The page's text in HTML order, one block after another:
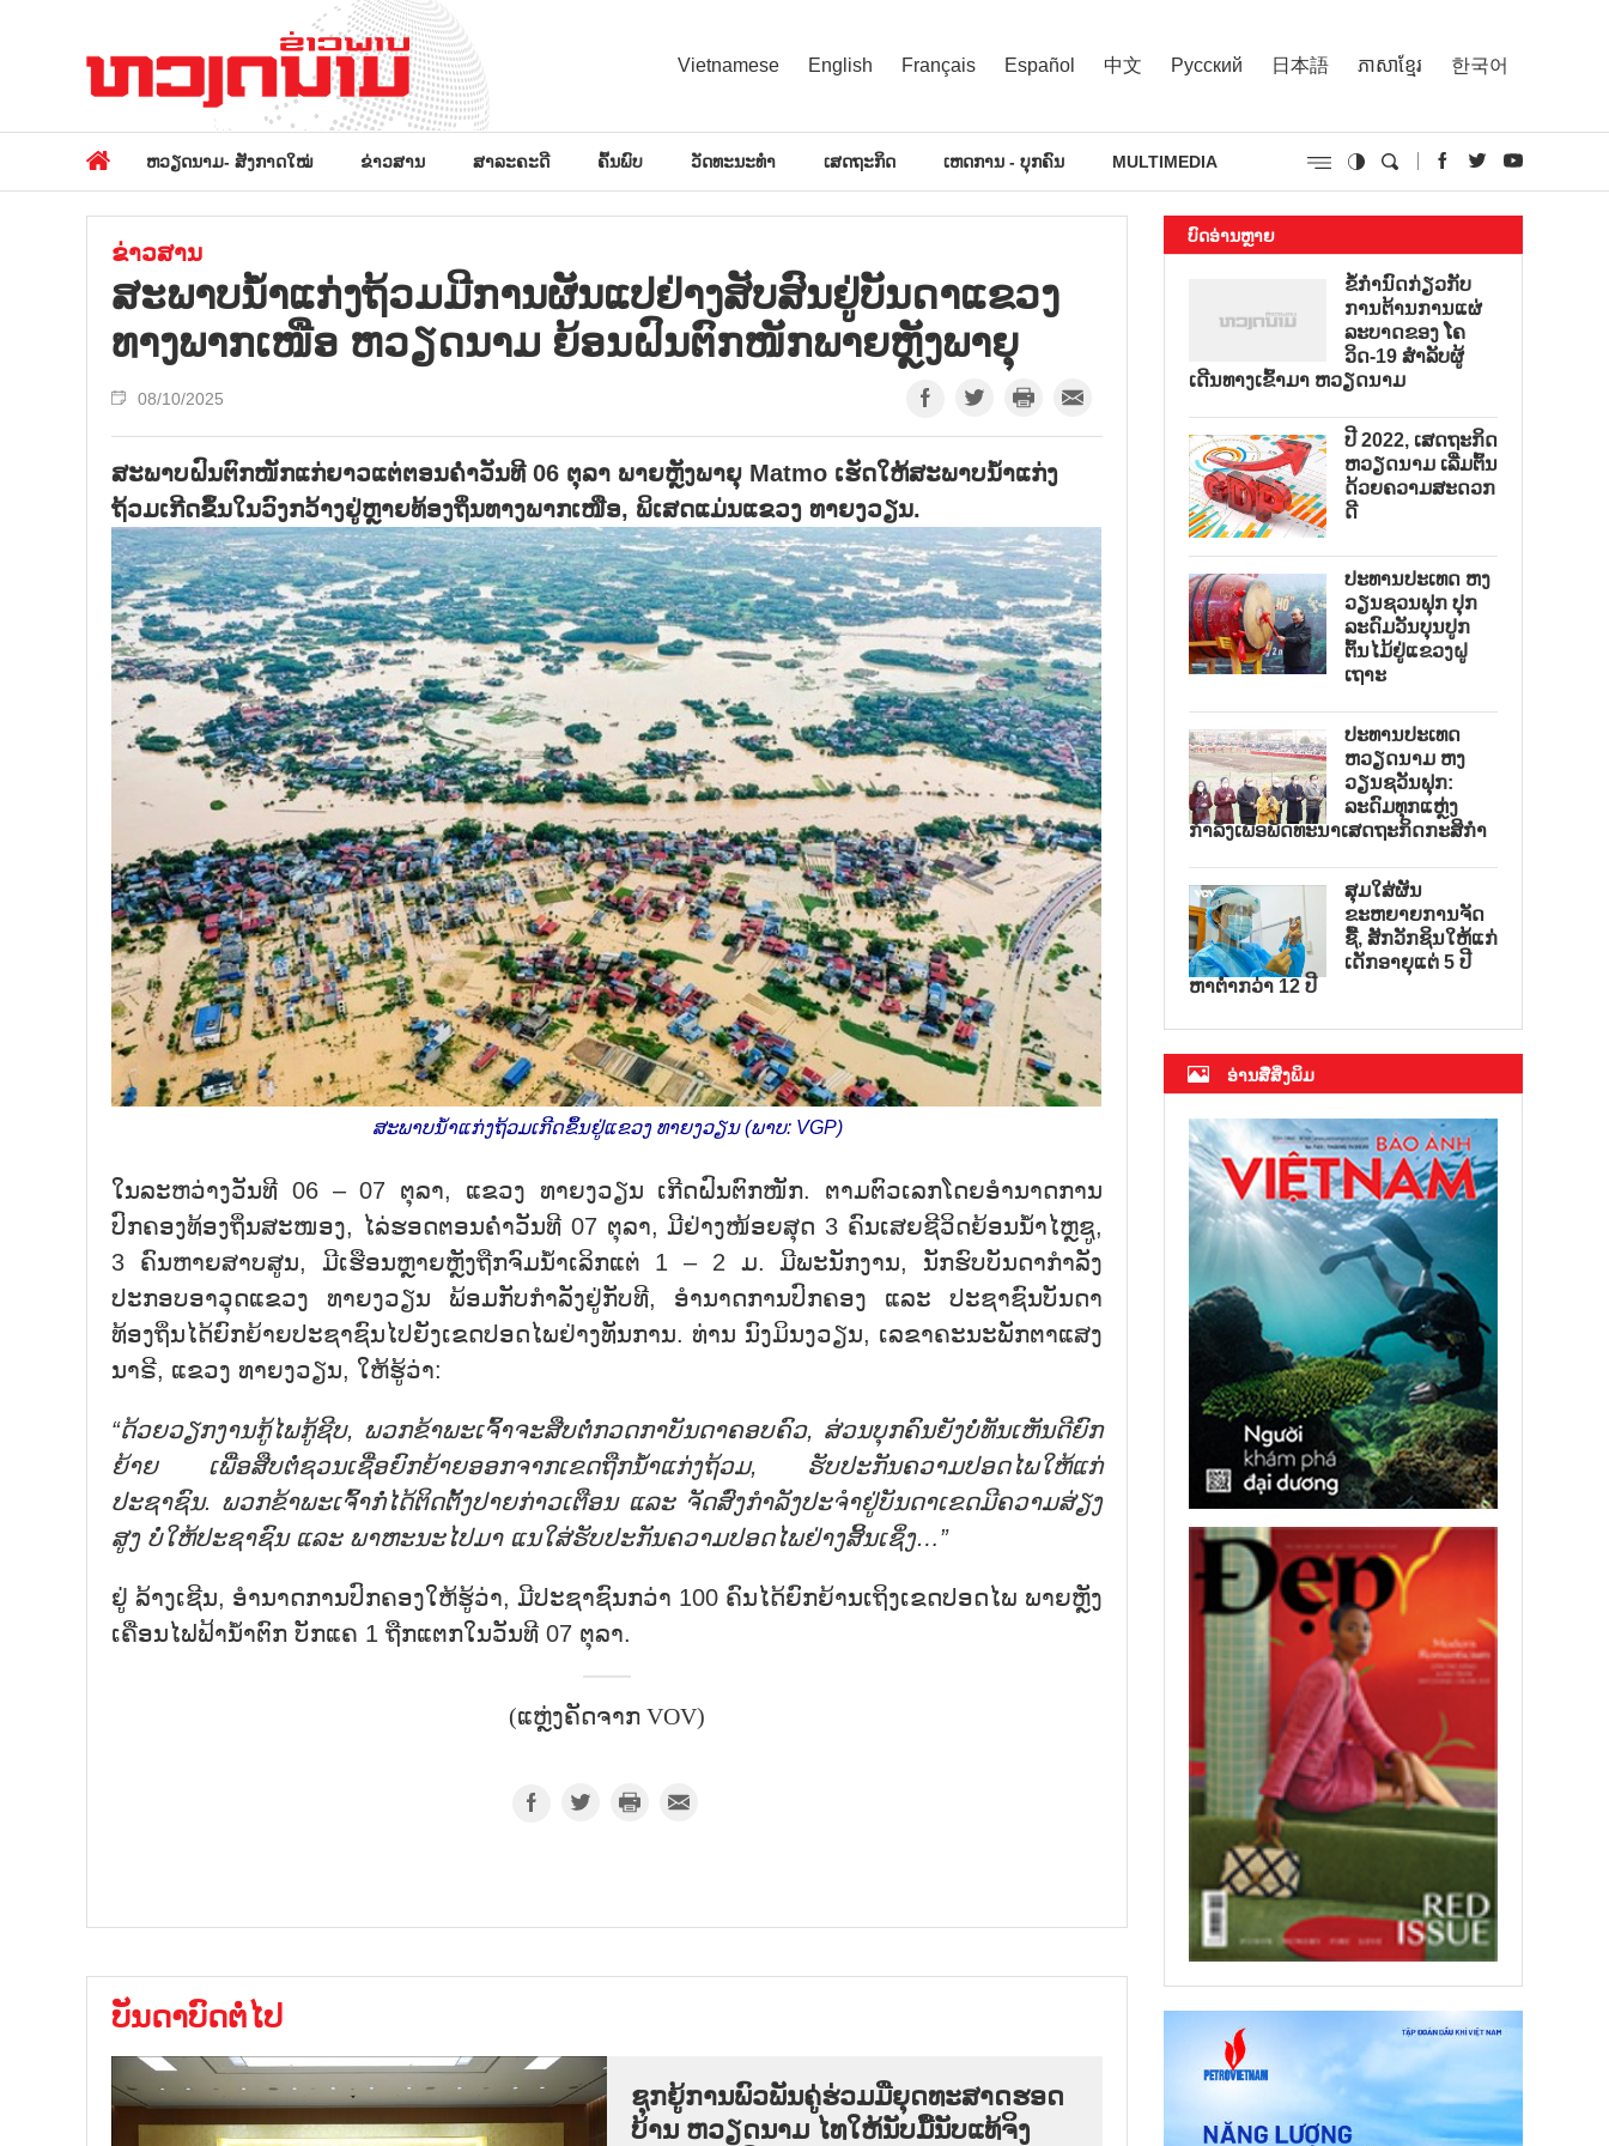
Vietnamese English Français Español 中文 Русский 日本語 ភាសាខ្មែរ 한국어
ຫວຽດນາມ- ສັງກາດໃໝ່ ຂ່າວສານ ສາລະຄະດີ ຄົ້ນພົບ ວັດທະນະທຳ ເສດຖະກິດ ເຫດການ - ບຸກຄົນ MULTIMEDIA
ຂ່າວສານ
ສະພາບນ້ຳແກ່ງຖ້ວມມີການຜັນແປຢ່າງສັບສົນຢູ່ບັນດາແຂວງ
ທາງພາກເໜືອ ຫວຽດນາມ ຍ້ອນຝົນຕົກໜັກພາຍຫຼັງພາຍຸ
08/10/2025
ສະພາບຝົນຕົກໜັກແກ່ຍາວແຕ່ຕອນຄ່ຳວັນທີ 06 ຕຸລາ ພາຍຫຼັງພາຍຸ Matmo ເຮັດໃຫ້ສະພາບນ້ຳແກ່ງ
ຖ້ວມເກີດຂຶ້ນໃນວົງກວ້າງຢູ່ຫຼາຍທ້ອງຖິ່ນທາງພາກເໜືອ, ພິເສດແມ່ນແຂວງ ທາຍງວຽນ.
ສະພາບນ້ຳແກ່ງຖ້ວມເກີດຂຶ້ນຢູ່ແຂວງ ທາຍງວຽນ (ພາບ: VGP)
ໃນລະຫວ່າງວັນທີ 06 – 07 ຕຸລາ, ແຂວງ ທາຍງວຽນ ເກີດຝົນຕົກໜັກ. ຕາມຕົວເລກໂດຍອຳນາດການ
ປົກຄອງທ້ອງຖິ່ນສະໜອງ, ໄລ່ຮອດຕອນຄ່ຳວັນທີ 07 ຕຸລາ, ມີຢ່າງໜ້ອຍສຸດ 3 ຄົນເສຍຊີວິດຍ້ອນນ້ຳໄຫຼຊູ,
3 ຄົນຫາຍສາບສູນ, ມີເຮືອນຫຼາຍຫຼັງຖືກຈົມນ້ຳເລິກແຕ່ 1 – 2 ມ. ມີພະນັກງານ, ນັກຮົບບັນດາກຳລັງ
ປະກອບອາວຸດແຂວງ ທາຍງວຽນ ພ້ອມກັບກຳລັງຢູ່ກັບທີ, ອຳນາດການປົກຄອງ ແລະ ປະຊາຊົນບັນດາ
ທ້ອງຖິ່ນໄດ້ຍົກຍ້າຍປະຊາຊົນໄປຍັງເຂດປອດໄພຢ່າງທັນການ. ທ່ານ ນົງມິນງວຽນ, ເລຂາຄະນະພັກຕາແສງ
ນາຣີ, ແຂວງ ທາຍງວຽນ, ໃຫ້ຮູ້ວ່າ:
“ດ້ວຍວຽກງານກູ້ໄພກູ້ຊີບ, ພວກຂ້າພະເຈົ້າຈະສືບຕໍ່ກວດກາບັນດາຄອບຄົວ, ສ່ວນບຸກຄົນຍັງບໍ່ທັນເຫັນດີຍົກ
ຍ້າຍ ເພື່ອສືບຕໍ່ຊວນເຊື່ອຍົກຍ້າຍອອກຈາກເຂດຖືກນ້ຳແກ່ງຖ້ວມ, ຮັບປະກັນຄວາມປອດໄພໃຫ້ແກ່
ປະຊາຊົນ. ພວກຂ້າພະເຈົ້າກໍ່ໄດ້ຕິດຕັ້ງປາຍກ່າວເຕືອນ ແລະ ຈັດສົ່ງກຳລັງປະຈຳຢູ່ບັນດາເຂດມີຄວາມສ່ຽງ
ສູງ ບໍ່ໃຫ້ປະຊາຊົນ ແລະ ພາຫະນະໄປມາ ແນໃສ່ຮັບປະກັນຄວາມປອດໄພຢ່າງສິ້ນເຊິ່ງ…”
ຢູ່ ລ້າງເຊີນ, ອຳນາດການປົກຄອງໃຫ້ຮູ້ວ່າ, ມີປະຊາຊົນກວ່າ 100 ຄົນໄດ້ຍົກຍ້ານເຖິງເຂດປອດໄພ ພາຍຫຼັງ
ເຄື່ອນໄຟຟ້ານ້ຳຕົກ ບັກແຄ 1 ຖືກແຕກໃນວັນທີ 07 ຕຸລາ.
(ແຫຼ່ງຄັດຈາກ VOV)
ບັນດາບົດຕໍ່ໄປ
ຊຸກ​ຍູ້​ການ​ພົວ​ພັນ​ຄູ່​ຮ່ວມ​ມື​ຍຸດ​ທະ​ສາດ​ຮອດ​
ບ້ານ ຫວຽດ​ນາມ ໄທ​ໃຫ້​ນັບ​ມື້​ນັບ​ແທ້​ຈິງ
ບົດອ່ານຫຼາຍ
ຂໍ້ກຳນົດກ່ຽວກັບ
ການຕ້ານການແຜ່
ລະບາດຂອງ ໂຄ
ວິດ-19 ສຳລັບຜູ້
ເດີນທາງເຂົ້າມາ ຫວຽດນາມ
ປີ 2022, ເສດຖະກິດ
ຫວຽດນາມ ເລີ່ມຕົ້ນ
ດ້ວຍຄວາມສະດວກ
ດີ
ປະທານປະເທດ ຫງ
ວຽນຊວນຟຸກ ປຸກ
ລະດົມວັນບຸນປູກ
ຕົ້ນໄມ້ຢູ່ແຂວງຝູ
ເຖາະ
ປະທານປະເທດ
ຫວຽດນາມ ຫງ
ວຽນຊວັນຟຸກ:
ລະດົມທຸກແຫຼ່ງ
ກຳລັງເພື່ອພັດທະນາເສດຖະກິດກະສິກຳ
ສຸມໃສ່ຜັນ
ຂະຫຍາຍການຈັດ
ຊື້, ສັກວັກຊິນໃຫ້ແກ່
ເດັກອາຍຸແຕ່ 5 ປີ
ຫາຕ່ຳກວ່າ 12 ປີ
ອ່ານສື່ສິ່ງພິມ